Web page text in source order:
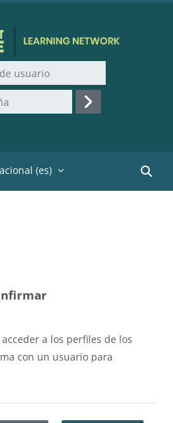
Acceder
‎(es)‎
a los perfiles de los
con un usuario para